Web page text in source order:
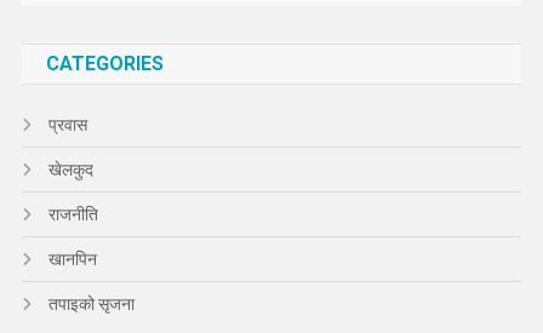
CATEGORIES
प्रवास
खेलकुद
राजनीति
खानपिन
तपाइको सृजना